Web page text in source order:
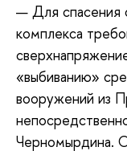
— Для спасения
комплекса
«выбиванию»
вооружений из
Черномырдина.